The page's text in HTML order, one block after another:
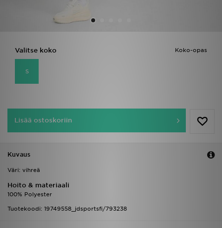
Koko-opas
Valitse koko
S
Lisää ostoskoriin
Kuvaus
Väri: vihreä
Hoito & materiaali
100% Polyester
Tuotekoodi: 19749558_jdsportsfi/793238